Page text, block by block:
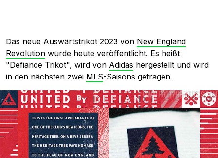
Das neue Auswärtstrikot 2023 von New England
Revolution wurde heute veröffentlicht. Es heißt
"Defiance Trikot", wird von Adidas hergestellt und wird
in den nächsten zwei MLS-Saisons getragen.